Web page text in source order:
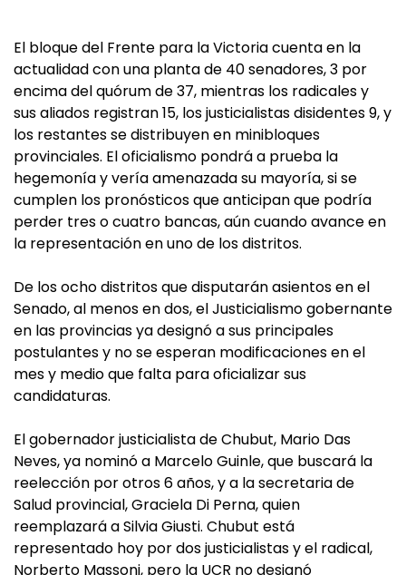
El bloque del Frente para la Victoria cuenta en la
actualidad con una planta de 40 senadores, 3 por
encima del quórum de 37, mientras los radicales y
sus aliados registran 15, los justicialistas disidentes 9, y
los restantes se distribuyen en minibloques
provinciales. El oficialismo pondrá a prueba la
hegemonía y vería amenazada su mayoría, si se
cumplen los pronósticos que anticipan que podría
perder tres o cuatro bancas, aún cuando avance en
la representación en uno de los distritos.
De los ocho distritos que disputarán asientos en el
Senado, al menos en dos, el Justicialismo gobernante
en las provincias ya designó a sus principales
postulantes y no se esperan modificaciones en el
mes y medio que falta para oficializar sus
candidaturas.
El gobernador justicialista de Chubut, Mario Das
Neves, ya nominó a Marcelo Guinle, que buscará la
reelección por otros 6 años, y a la secretaria de
Salud provincial, Graciela Di Perna, quien
reemplazará a Silvia Giusti. Chubut está
representado hoy por dos justicialistas y el radical,
Norberto Massoni, pero la UCR no designó